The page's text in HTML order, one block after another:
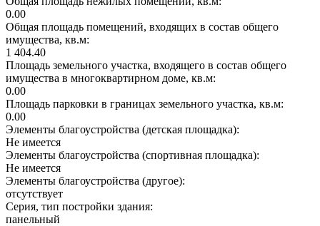
0.00
Общая площадь помещений, входящих в состав общего
имущества, кв.м:
1 404.40
Площадь земельного участка, входящего в состав общего
имущества в многоквартирном доме, кв.м:
0.00
Площадь парковки в границах земельного участка, кв.м:
0.00
Элементы благоустройства (детская площадка):
Не имеется
Элементы благоустройства (спортивная площадка):
Не имеется
Элементы благоустройства (другое):
отсутствует
Серия, тип постройки здания:
панельный